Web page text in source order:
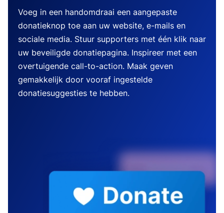
Voeg in een handomdraai een aangepaste
donatieknop toe aan uw website, e-mails en
sociale media. Stuur supporters met één klik naar
uw beveiligde donatiepagina. Inspireer met een
overtuigende call-to-action. Maak geven
gemakkelijk door vooraf ingestelde
donatiesuggesties te hebben.